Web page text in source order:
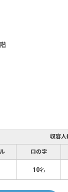
収容人
ロの字
10名